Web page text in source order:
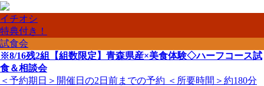
イチオシ
特典付き！
試食会
※8/16残2組【組数限定】青森県産×美食体験◇ハーフコース試
食＆相談会
＜予約期日＞開催日の2日前までの予約 ＜所要時間＞約180分